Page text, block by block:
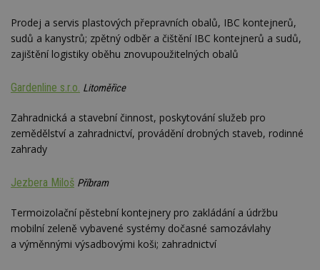
Prodej a servis plastových přepravních obalů, IBC kontejnerů,
sudů a kanystrů; zpětný odběr a čištění IBC kontejnerů a sudů,
zajištění logistiky oběhu znovupoužitelných obalů
Gardenline s.r.o. Litoměřice
Zahradnická a stavební činnost, poskytování služeb pro
zemědělství a zahradnictví, provádění drobných staveb, rodinné
zahrady
Jezbera Miloš Příbram
Termoizolační pěstební kontejnery pro zakládání a údržbu
mobilní zeleně vybavené systémy dočasné samozávlahy
a výměnnými výsadbovými koši; zahradnictví